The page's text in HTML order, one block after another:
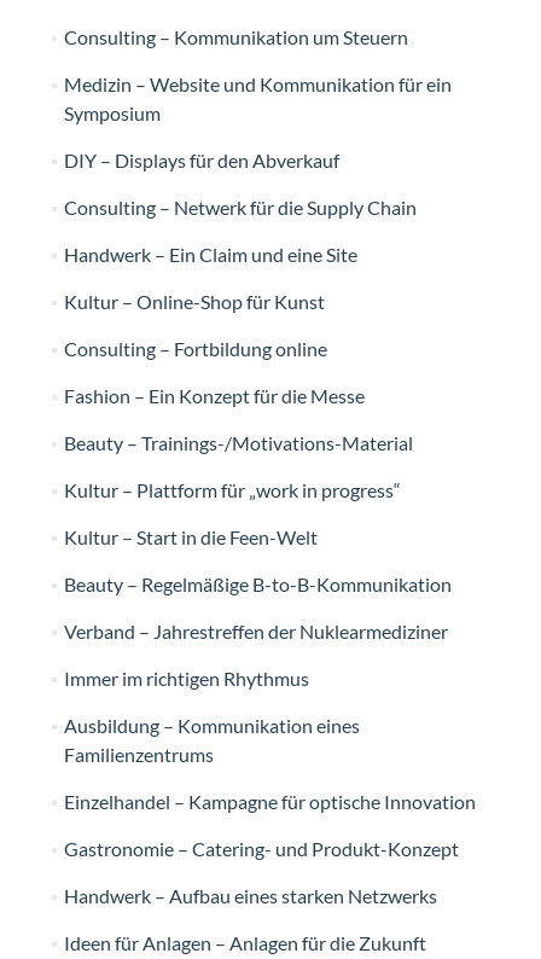
Consulting – Kommunikation um Steuern
Medizin – Website und Kommunikation für ein
Symposium
DIY – Displays für den Abverkauf
Consulting – Netwerk für die Supply Chain
Handwerk – Ein Claim und eine Site
Kultur – Online-Shop für Kunst
Consulting – Fortbildung online
Fashion – Ein Konzept für die Messe
Beauty – Trainings-/Motivations-Material
Kultur – Plattform für „work in progress“
Kultur – Start in die Feen-Welt
Beauty – Regelmäßige B-to-B-Kommunikation
Verband – Jahrestreffen der Nuklearmediziner
Immer im richtigen Rhythmus
Ausbildung – Kommunikation eines
Familienzentrums
Einzelhandel – Kampagne für optische Innovation
Gastronomie – Catering- und Produkt-Konzept
Handwerk – Aufbau eines starken Netzwerks
Ideen für Anlagen – Anlagen für die Zukunft